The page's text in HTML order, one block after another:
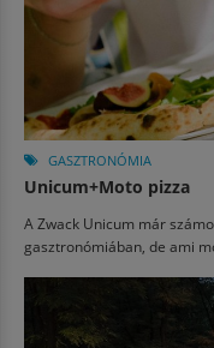
GASZTRONÓMIA
Unicum+Moto pizza
A Zwack Unicum már
gasztronómiában, de ami